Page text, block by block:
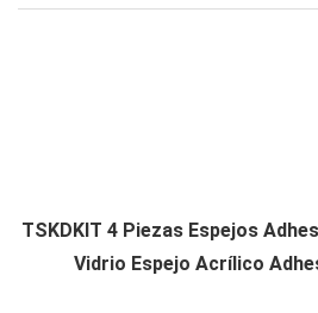
TSKDKIT 4 Piezas Espejos
Vidrio Espejo Acrílico